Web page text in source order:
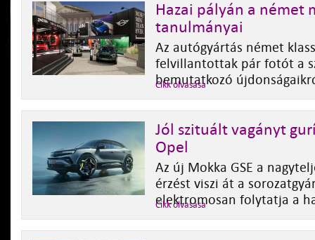
Hazai pályán a német
tanulmányai
Az autógyártás német
felvillantottak pár fotót a
bemutatkozó
Cikk olvasása
Jól szituált vagányt
Opel
Az új Mokka GSE a
érzést viszi át a
elektromosan folytatja a
Cikk olvasása